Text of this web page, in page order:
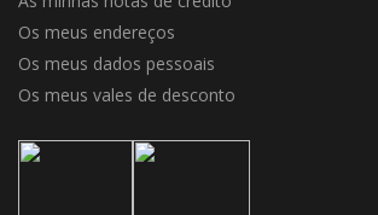
Os meus endereços
Os meus dados pessoais
Os meus vales de desconto